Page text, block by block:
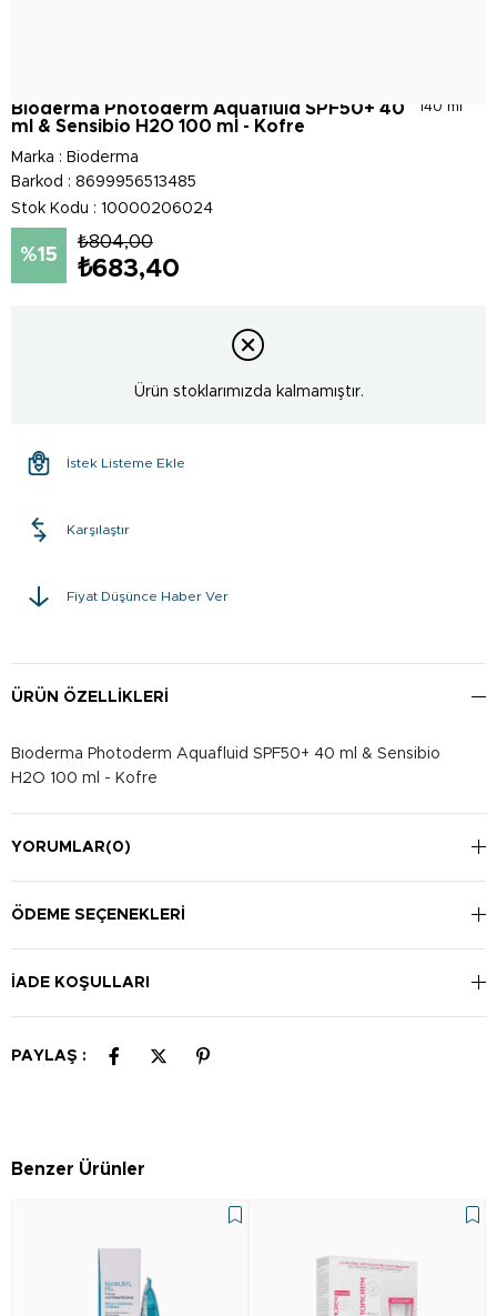
140 ml
Bıoderma Photoderm Aquafluid SPF50+ 40
ml & Sensibio H2O 100 ml - Kofre
Marka : Bioderma
Barkod : 8699956513485
Stok Kodu
10000206024
15
₺804,00
₺683,40
Ürün stoklarımızda kalmamıştır.
İstek Listeme Ekle
Karşılaştır
Fiyat Düşünce Haber Ver
ÜRÜN ÖZELLIKLERI
Bıoderma Photoderm Aquafluid SPF50+ 40 ml & Sensibio
H2O 100 ml - Kofre
YORUMLAR(0)
ÖDEME SEÇENEKLERI
İADE KOŞULLARI
PAYLAŞ :
Benzer Ürünler